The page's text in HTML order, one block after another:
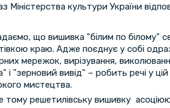
Міністерства культури України
що вишивка "білим по білому"
краю. Адже поєднує у собі
мережок, вирізування,
і "зерновий вивід" – робить речі у
мистецтва.
тому решетилівську вишивку